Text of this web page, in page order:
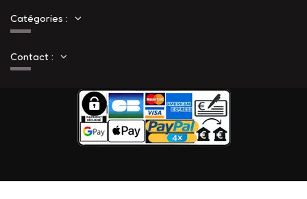
Catégories :
Contact :